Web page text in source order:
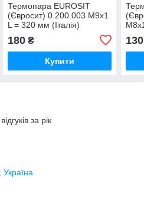
Термопара EUROSIT
(Євросит) 0.200.003 M9x1
L = 320 мм (Італія)
180₴
Купити
130
за рік
Україна